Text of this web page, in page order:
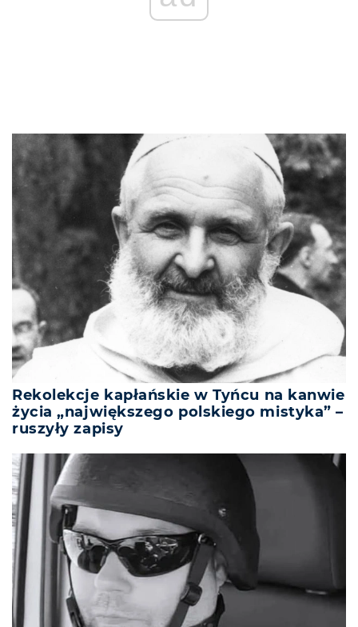
Rekolekcje kapłańskie w Tyńcu na kanwie
życia „największego polskiego mistyka” –
ruszyły zapisy